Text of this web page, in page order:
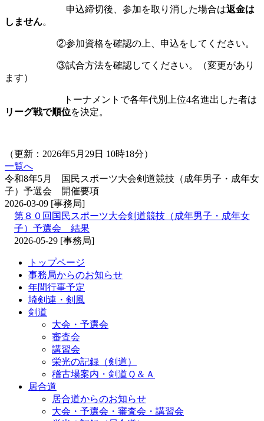
申込締切後、参加を取り消した場合は返金は
しません。
②参加資格を確認の上、申込をしてください。
③試合方法を確認してください。（変更があり
ます）
トーナメントで各年代別上位4名進出した者は
リーグ戦で順位を決定。
（更新：2026年5月29日 10時18分）
一覧へ
令和8年5月 国民スポーツ大会剣道競技（成年男子・成年女
子）予選会 開催要項
2026-03-09 [事務局]
第８０回国民スポーツ大会剣道競技（成年男子・成年女
子）予選会 結果
2026-05-29 [事務局]
トップページ
事務局からのお知らせ
年間行事予定
埼剣連・剣風
剣道
大会・予選会
審査会
講習会
栄光の記録（剣道）
稽古場案内・剣道Ｑ＆Ａ
居合道
居合道からのお知らせ
大会・予選会・審査会・講習会